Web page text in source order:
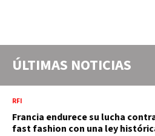
ÚLTIMAS NOTICIAS
RFI
Francia endurece su lucha
fast fashion con una ley